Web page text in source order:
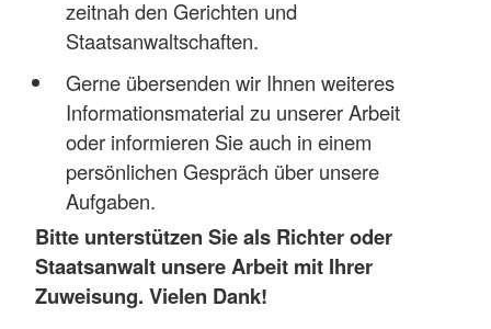
zeitnah den Gerichten und
Staatsanwaltschaften.
Gerne übersenden wir Ihnen weiteres
Informationsmaterial zu unserer Arbeit
oder informieren Sie auch in einem
persönlichen Gespräch über unsere
Aufgaben.
Bitte unterstützen Sie als Richter oder
Staatsanwalt unsere Arbeit mit Ihrer
Zuweisung. Vielen Dank!